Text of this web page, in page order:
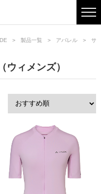
製品一覧 アパレル サ
ウィメンズ）